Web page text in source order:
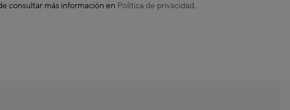
consultar más información en Política de privacidad.